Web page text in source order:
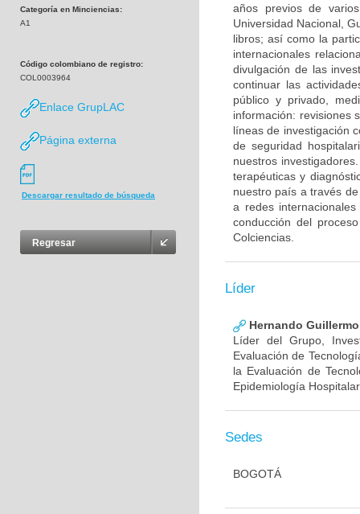
Categoría en Minciencias:
A1
Código colombiano de registro:
COL0003964
Enlace GrupLAC
Página externa
Descargar resultado de búsqueda
Regresar
años previos de
Universidad Nacional,
libros; así como la
internacionales
divulgación de las
continuar las
público y privado,
información: revisiones
líneas de investigación
de seguridad
nuestros
terapéuticas y
nuestro país a través
a redes
conducción del
Colciencias.
Líder
Hernando
Líder del Grupo,
Evaluación de
la Evaluación de
Epidemiología
Sedes
BOGOTÁ